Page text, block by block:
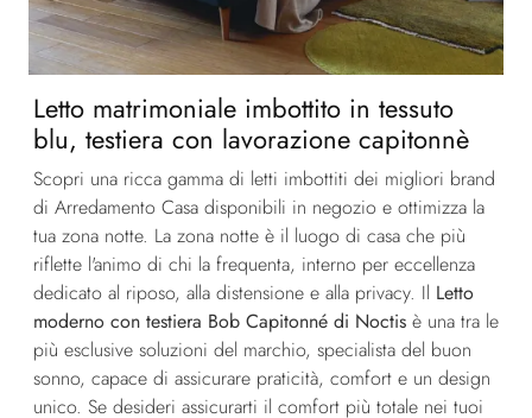
Letto matrimoniale imbottito in tessuto
blu, testiera con lavorazione capitonnè
Scopri una ricca gamma di letti imbottiti dei migliori brand
di Arredamento Casa disponibili in negozio e ottimizza la
tua zona notte. La zona notte è il luogo di casa che più
riflette l'animo di chi la frequenta, interno per eccellenza
dedicato al riposo, alla distensione e alla privacy. Il Letto
moderno con testiera Bob Capitonné di Noctis è una tra le
più esclusive soluzioni del marchio, specialista del buon
sonno, capace di assicurare praticità, comfort e un design
unico. Se desideri assicurarti il comfort più totale nei tuoi